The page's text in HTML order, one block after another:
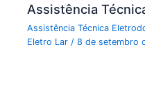
Assistência
Assistência Técnica
Eletro Lar /8 de setembro